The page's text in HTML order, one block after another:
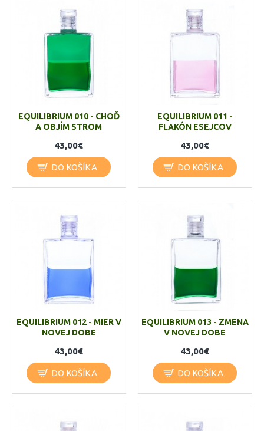
EQUILIBRIUM 010 - CHOĎ
A OBJÍM STROM
43,00€
DO KOŠÍKA
EQUILIBRIUM 011 -
FLAKÓN ESEJCOV
43,00€
DO KOŠÍKA
EQUILIBRIUM 012 - MIER V
NOVEJ DOBE
43,00€
DO KOŠÍKA
EQUILIBRIUM 013 - ZMENA
V NOVEJ DOBE
43,00€
DO KOŠÍKA